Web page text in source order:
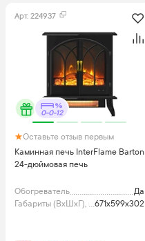
Арт. 224937
0-0-12
Оставьте отзыв первым
Каминная печь InterFlame Barton
24-дюймовая печь
Обогреватель
Да
Габариты (ВхШхГ), мм671x599x302